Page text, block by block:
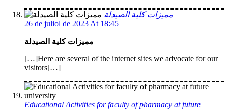
مميزات كلية الصيدلة
26 de juliol de 2023 At 18:45
مميزات كلية الصيدلة
[…]Here are several of the internet sites we advocate for our
visitors[…]
Educational Activities for faculty of pharmacy at future